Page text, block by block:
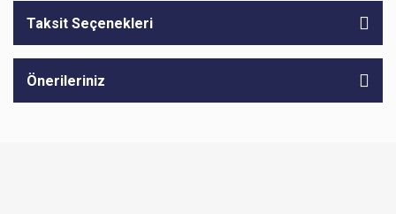
Taksit Seçenekleri
Önerileriniz